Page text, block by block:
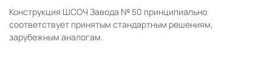
Конструкция ШСОЧ Завода № 50 принципиально
соответствует принятым стандартным решениям,
зарубежным аналогам.